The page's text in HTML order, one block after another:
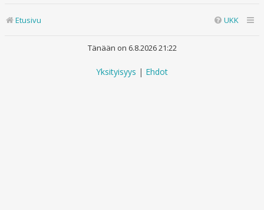
Etusivu UKK
Tänään on 6.8.2026 21:22
Yksityisyys | Ehdot